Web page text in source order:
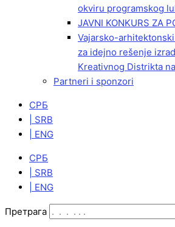
okviru programskog
JAVNI KONKURS ZA
Vajarsko-
za idejno rešenje
Kreativnog Distrikta
Partneri i sponzori
СРБ
| SRB
| ENG
СРБ
| SRB
| ENG
Претрага